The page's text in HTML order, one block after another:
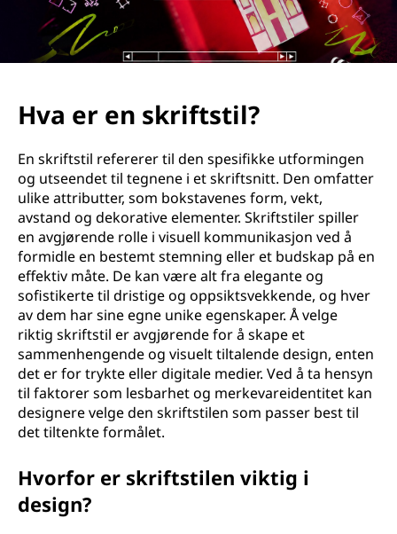
Hva er en skriftstil?
En skriftstil refererer til den spesifikke utformingen
og utseendet til tegnene i et skriftsnitt. Den omfatter
ulike attributter, som bokstavenes form, vekt,
avstand og dekorative elementer. Skriftstiler spiller
en avgjørende rolle i visuell kommunikasjon ved å
formidle en bestemt stemning eller et budskap på en
effektiv måte. De kan være alt fra elegante og
sofistikerte til dristige og oppsiktsvekkende, og hver
av dem har sine egne unike egenskaper. Å velge
riktig skriftstil er avgjørende for å skape et
sammenhengende og visuelt tiltalende design, enten
det er for trykte eller digitale medier. Ved å ta hensyn
til faktorer som lesbarhet og merkevareidentitet kan
designere velge den skriftstilen som passer best til
det tiltenkte formålet.
Hvorfor er skriftstilen viktig i
design?